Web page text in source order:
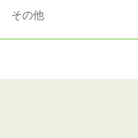
その他